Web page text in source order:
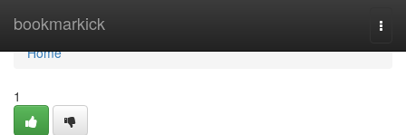
bookmarkick
Home
Home
1